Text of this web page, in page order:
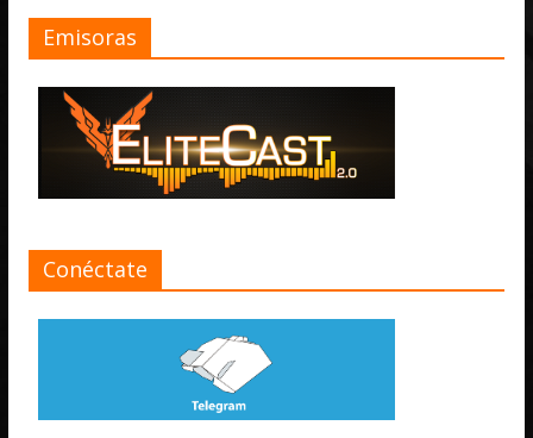
Emisoras
Conéctate